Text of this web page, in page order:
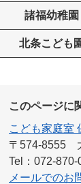
諸福幼稚園
北条こども
このページに
こども家庭室
〒574-8555
Tel：072-870-
メールでのお